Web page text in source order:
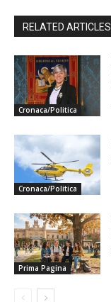
RELATED ARTICLES
Cronaca/Politica
Cronaca/Politica
Prima Pagina